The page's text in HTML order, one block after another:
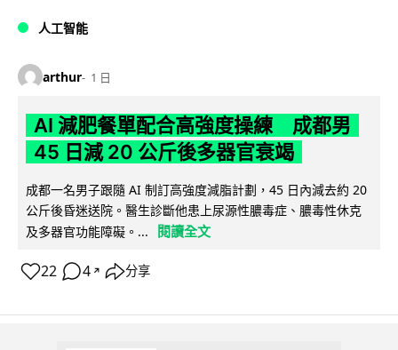
人工智能
arthur 1 日
AI 減肥餐單配合高強度操練 成都男
45 日減 20 公斤後多器官衰竭
成都一名男子跟隨 AI 制訂高強度減脂計劃，45 日內減去約 20
公斤後昏迷送院。醫生診斷他患上尿源性膿毒症、膿毒性休克
及多器官功能障礙。...
閱讀全文
22 4 ↗ 分享